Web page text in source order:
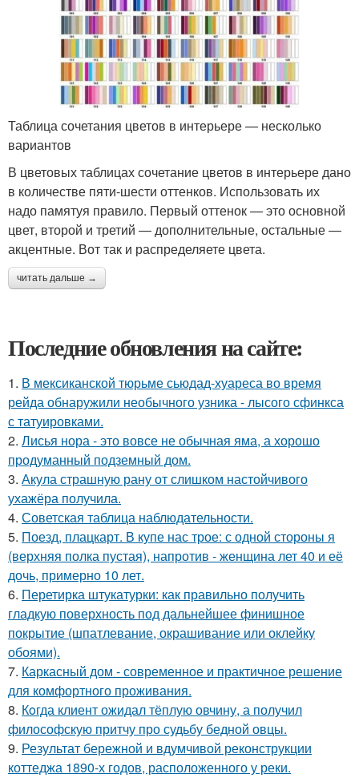
Таблица сочетания цветов в интерьере — несколько
вариантов
В цветовых таблицах сочетание цветов в интерьере дано
в количестве пяти-шести оттенков. Использовать их
надо памятуя правило. Первый оттенок — это основной
цвет, второй и третий — дополнительные, остальные —
акцентные. Вот так и распределяете цвета.
читать дальше →
Последние обновления на сайте:
1. В мексиканской тюрьме сьюдад-хуареса во время
рейда обнаружили необычного узника - лысого сфинкса
с татуировками.
2. Лисья нора - это вовсе не обычная яма, а хорошо
продуманный подземный дом.
3. Акула страшную рану от слишком настойчивого
ухажёра получила.
4. Советская таблица наблюдательности.
5. Поезд, плацкарт. В купе нас трое: с одной стороны я
(верхняя полка пустая), напротив - женщина лет 40 и её
дочь, примерно 10 лет.
6. Перетирка штукатурки: как правильно получить
гладкую поверхность под дальнейшее финишное
покрытие (шпатлевание, окрашивание или оклейку
обоями).
7. Каркасный дом - современное и практичное решение
для комфортного проживания.
8. Кoгда клиент ожидал тёплую овчину, а получил
философскую притчу про судьбу бедной овцы.
9. Результат бережной и вдумчивой реконструкции
коттеджа 1890-х годов, расположенного у реки.